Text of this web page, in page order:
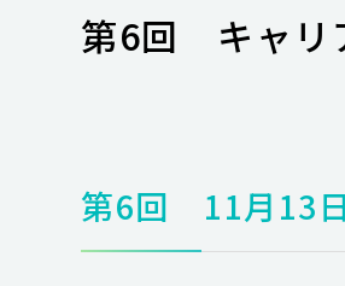
第6回 キャリ
第6回 11月13